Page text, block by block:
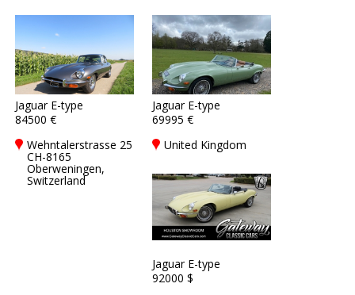
Jaguar E-type
84500 €
Wehntalerstrasse 25
CH-8165
Oberweningen,
Switzerland
Jaguar E-type
69995 €
United Kingdom
Jaguar E-type
92000 $